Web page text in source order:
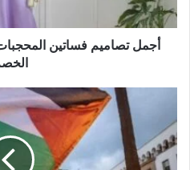
كوبونات
الخصم
أجمل تصاميم فساتين
أبرز
الأحداث
التي